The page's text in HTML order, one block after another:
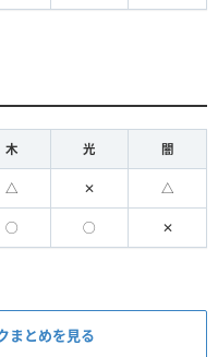
木 光 闇
△ ✕ △
◯ ◯ ✕
まとめを見る